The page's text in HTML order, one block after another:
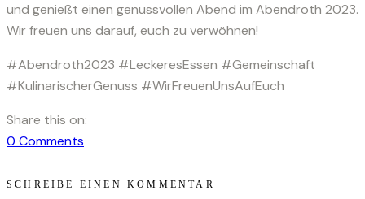
und genießt einen genussvollen Abend im Abendroth 2023.
Wir freuen uns darauf, euch zu verwöhnen!
#Abendroth2023 #LeckeresEssen #Gemeinschaft
#KulinarischerGenuss #WirFreuenUnsAufEuch
Share this on:
0 Comments
SCHREIBE EINEN KOMMENTAR